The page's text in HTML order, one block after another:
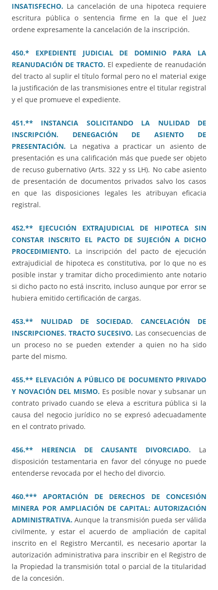
INSATISFECHO. La cancelación de una hipoteca requiere
escritura pública o sentencia firme en la que el Juez
ordene expresamente la cancelación de la inscripción.
450.* EXPEDIENTE JUDICIAL DE DOMINIO PARA LA
REANUDACIÓN DE TRACTO. El expediente de reanudación
del tracto al suplir el título formal pero no el material exige
la justificación de las transmisiones entre el titular registral
y el que promueve el expediente.
451.** INSTANCIA SOLICITANDO LA NULIDAD DE
INSCRIPCIÓN. DENEGACIÓN DE ASIENTO DE
PRESENTACIÓN. La negativa a practicar un asiento de
presentación es una calificación más que puede ser objeto
de recuso gubernativo (Arts. 322 y ss LH). No cabe asiento
de presentación de documentos privados salvo los casos
en que las disposiciones legales les atribuyan eficacia
registral.
452.** EJECUCIÓN EXTRAJUDICIAL DE HIPOTECA SIN
CONSTAR INSCRITO EL PACTO DE SUJECIÓN A DICHO
PROCEDIMIENTO. La inscripción del pacto de ejecución
extrajudicial de hipoteca es constitutiva, por lo que no es
posible instar y tramitar dicho procedimiento ante notario
si dicho pacto no está inscrito, incluso aunque por error se
hubiera emitido certificación de cargas.
453.** NULIDAD DE SOCIEDAD. CANCELACIÓN DE
INSCRIPCIONES. TRACTO SUCESIVO. Las consecuencias de
un proceso no se pueden extender a quien no ha sido
parte del mismo.
455.** ELEVACIÓN A PÚBLICO DE DOCUMENTO PRIVADO
Y NOVACIÓN DEL MISMO. Es posible novar y subsanar un
contrato privado cuando se eleva a escritura pública si la
causa del negocio jurídico no se expresó adecuadamente
en el contrato privado.
456.** HERENCIA DE CAUSANTE DIVORCIADO. La
disposición testamentaria en favor del cónyuge no puede
entenderse revocada por el hecho del divorcio.
460.*** APORTACIÓN DE DERECHOS DE CONCESIÓN
MINERA POR AMPLIACIÓN DE CAPITAL: AUTORIZACIÓN
ADMINISTRATIVA. Aunque la transmisión pueda ser válida
civilmente, y estar el acuerdo de ampliación de capital
inscrito en el Registro Mercantil, es necesario aportar la
autorización administrativa para inscribir en el Registro de
la Propiedad la transmisión total o parcial de la titularidad
de la concesión.